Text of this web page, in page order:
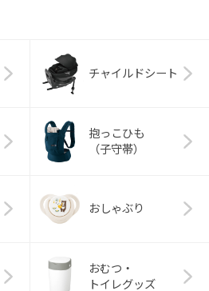
チャイルドシート
抱っこひも
（子守帯）
おしゃぶり
おむつ・
トイレグッズ